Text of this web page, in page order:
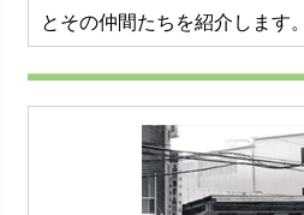
とその仲間たちを紹介します。